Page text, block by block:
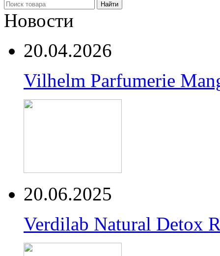
Найти
Новости
20.04.2026
Vilhelm Parfumerie
20.06.2025
Verdilab Natural Detox